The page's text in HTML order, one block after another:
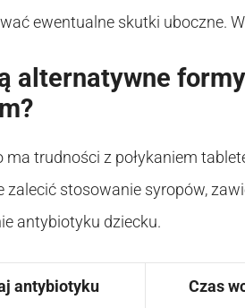
ewentualne skutki uboczne.
alternatywne
ma trudności z połykaniem
zalecić stosowanie syropów,
antybiotyku dziecku.
antybiotyku Czas